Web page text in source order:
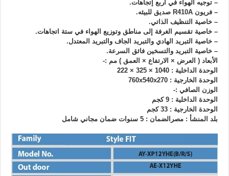
– توجيه الهواء في أربع إتجاهات.
– فريون R410A صديق للبيئه.
– خاصية التنظيف الذاتي.
– خاصية تقسيم الغرفة إلى مناطق وتوزيع الهواء في ستة اتجاهات.
– خاصية التبريد الهادي والتبريد الجاف والتبريد المعتدل.
– خاصية التبريد والتسخين فائق السرعة.
الأبعاد ( العرض × الارتفاع × العمق ) مم :-
الوحدة الداخلية : 1040 × 325 × 222
الوحدة الخارجية : 760x540x270
الوزن الصافي :-
الوحدة الداخلية : 9 كجم
الوحدة الخارجية : 33 كجم
بلد المنشأ : مصر الضمان : 5 سنوات ضمان مجاني شامل